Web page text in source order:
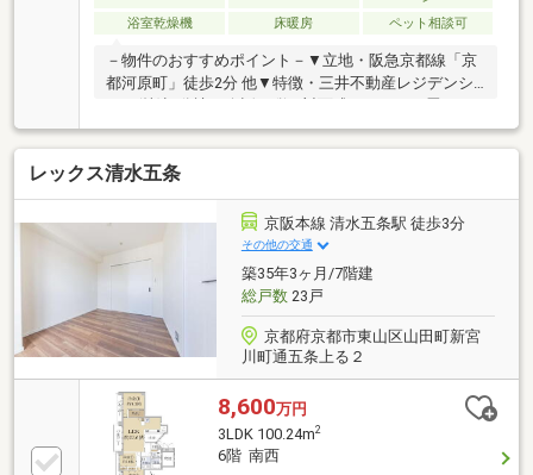
浴室乾燥機
床暖房 ペット相談可
－物件のおすすめポイント－▼立地・阪急京都線「京
都河原町」徒歩2分 他▼特徴・三井不動産レジデンシ
ナー付の和洋室約7.1帖有・浴室は広々1822サイズ・
SIC・3か所のWIC・パントリーなど収納豊富・ペット
飼育可能(細則有)・共用部に枯山水風の庭園が設けら
れた屋上テラス有(規約有)▼設備・床暖房・食洗機・
ディスポーザー・IHコンロ・浴室乾燥機▼周辺環境・
寺町京極商店街 徒歩3分(約170m)■ ご希望の住まい探
しをお手伝いします ━━━━━・・・物件の詳細・ご
相談はお気軽にお問い合わせください。
レックス清水五条
京阪本線 清水五条駅 徒歩3分
その他の交通
築35年3ヶ月/7階建
総戸数23戸
京都府京都市東山区山田町新宮
川町通五条上る２
8,600万円
3LDK 100.24m2
6階 南西